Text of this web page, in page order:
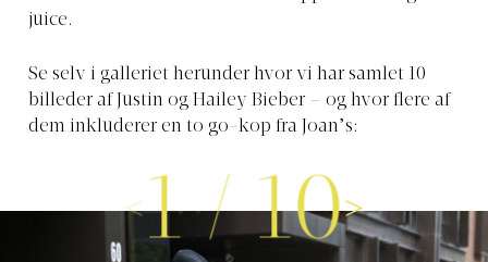
juice.
Se selv i galleriet herunder hvor vi har samlet 10
billeder af Justin og Hailey Bieber – og hvor flere af
dem inkluderer en to go-kop fra Joan’s:
1/10